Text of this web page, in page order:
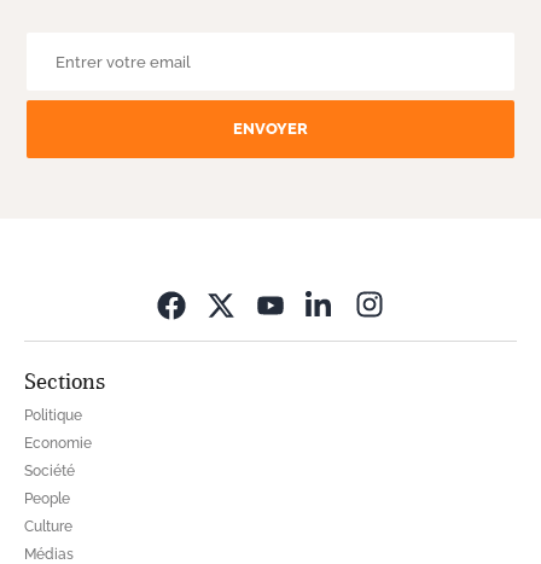
ENVOYER
Sections
Politique
Economie
Société
People
Culture
Médias